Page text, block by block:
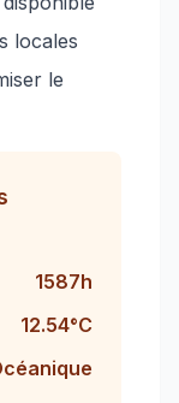
locales
le
1587h
12.54°C